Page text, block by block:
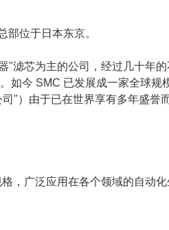
位于日本东京。
"滤芯为主的公司，经过几十年
如今 SMC 已发展成一家全球规
"）由于已在世界享有多年盛誉
，广泛应用在各个领域的自动化